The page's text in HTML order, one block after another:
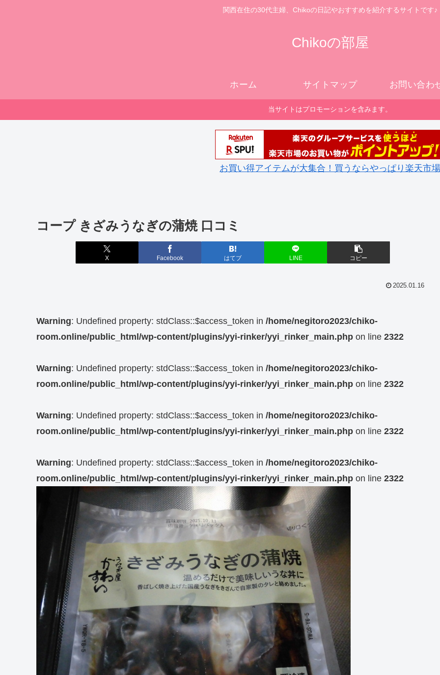
関西在住の30代主婦、Chikoの日記やおすすめを紹介するサイトです♪
Chikoの部屋
ホーム サイトマップ お問い合わ
当サイトはプロモーションを含みます。
お買い得アイテムが大集合！買うならやっぱり楽天市場
コープ きざみうなぎの蒲焼 口コミ
X Facebook はてブ LINE コピー
2025.01.16
Warning: Undefined property: stdClass::$access_token in /home/negitoro2023/chiko-
room.online/public_html/wp-content/plugins/yyi-rinker/yyi_rinker_main.php on line 2322
Warning: Undefined property: stdClass::$access_token in /home/negitoro2023/chiko-
room.online/public_html/wp-content/plugins/yyi-rinker/yyi_rinker_main.php on line 2322
Warning: Undefined property: stdClass::$access_token in /home/negitoro2023/chiko-
room.online/public_html/wp-content/plugins/yyi-rinker/yyi_rinker_main.php on line 2322
Warning: Undefined property: stdClass::$access_token in /home/negitoro2023/chiko-
room.online/public_html/wp-content/plugins/yyi-rinker/yyi_rinker_main.php on line 2322